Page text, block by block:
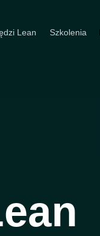
Lean Szkolenia